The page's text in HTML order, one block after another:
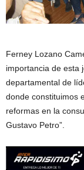
Ferney Lozano
importancia de esta
departamental de
donde constituimos
reformas en la
Gustavo Petro”.